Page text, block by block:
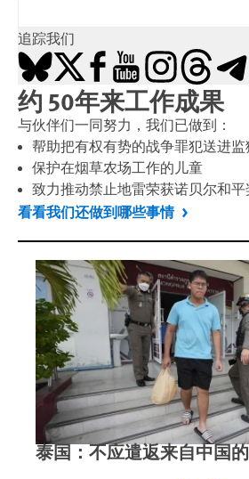
追踪我们
Bluesky
X Facebook
YouTubeInstagramThreads
约 50年来工作成果
与伙伴们一同努力，我们已做到：
帮助把有权有势的战争罪犯送进监
保护在烟草农场工作的儿童
致力推动禁止地雷荣获诺贝尔和平
看看我们还做到哪些事情
泰国：不应遣返来自中国